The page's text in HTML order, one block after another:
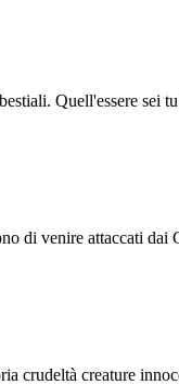
Quell'essere sei
di venire attaccati
crudeltà creature